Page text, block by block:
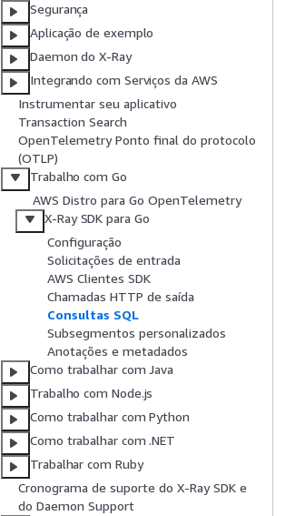
Segurança
Aplicação de exemplo
Daemon do X-Ray
Integrando com Serviços da AWS
Instrumentar seu aplicativo
Transaction Search
OpenTelemetry Ponto final do protocolo
(OTLP)
Trabalho com Go
AWS Distro para Go OpenTelemetry
X-Ray SDK para Go
Configuração
Solicitações de entrada
AWS Clientes SDK
Chamadas HTTP de saída
Consultas SQL
Subsegmentos personalizados
Anotações e metadados
Como trabalhar com Java
Trabalho com Node.js
Como trabalhar com Python
Como trabalhar com .NET
Trabalhar com Ruby
Cronograma de suporte do X-Ray SDK e
do Daemon Support